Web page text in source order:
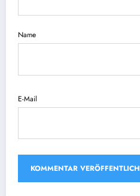
Name
E-Mail